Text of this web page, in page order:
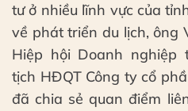
tư ở nhiều lĩnh vực của
về phát triển du lịch, ông
Hiệp hội Doanh nghiệp
tịch HĐQT Công ty cổ
đã chia sẻ quan điểm